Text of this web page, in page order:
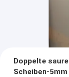
Doppelte
Scheiben-